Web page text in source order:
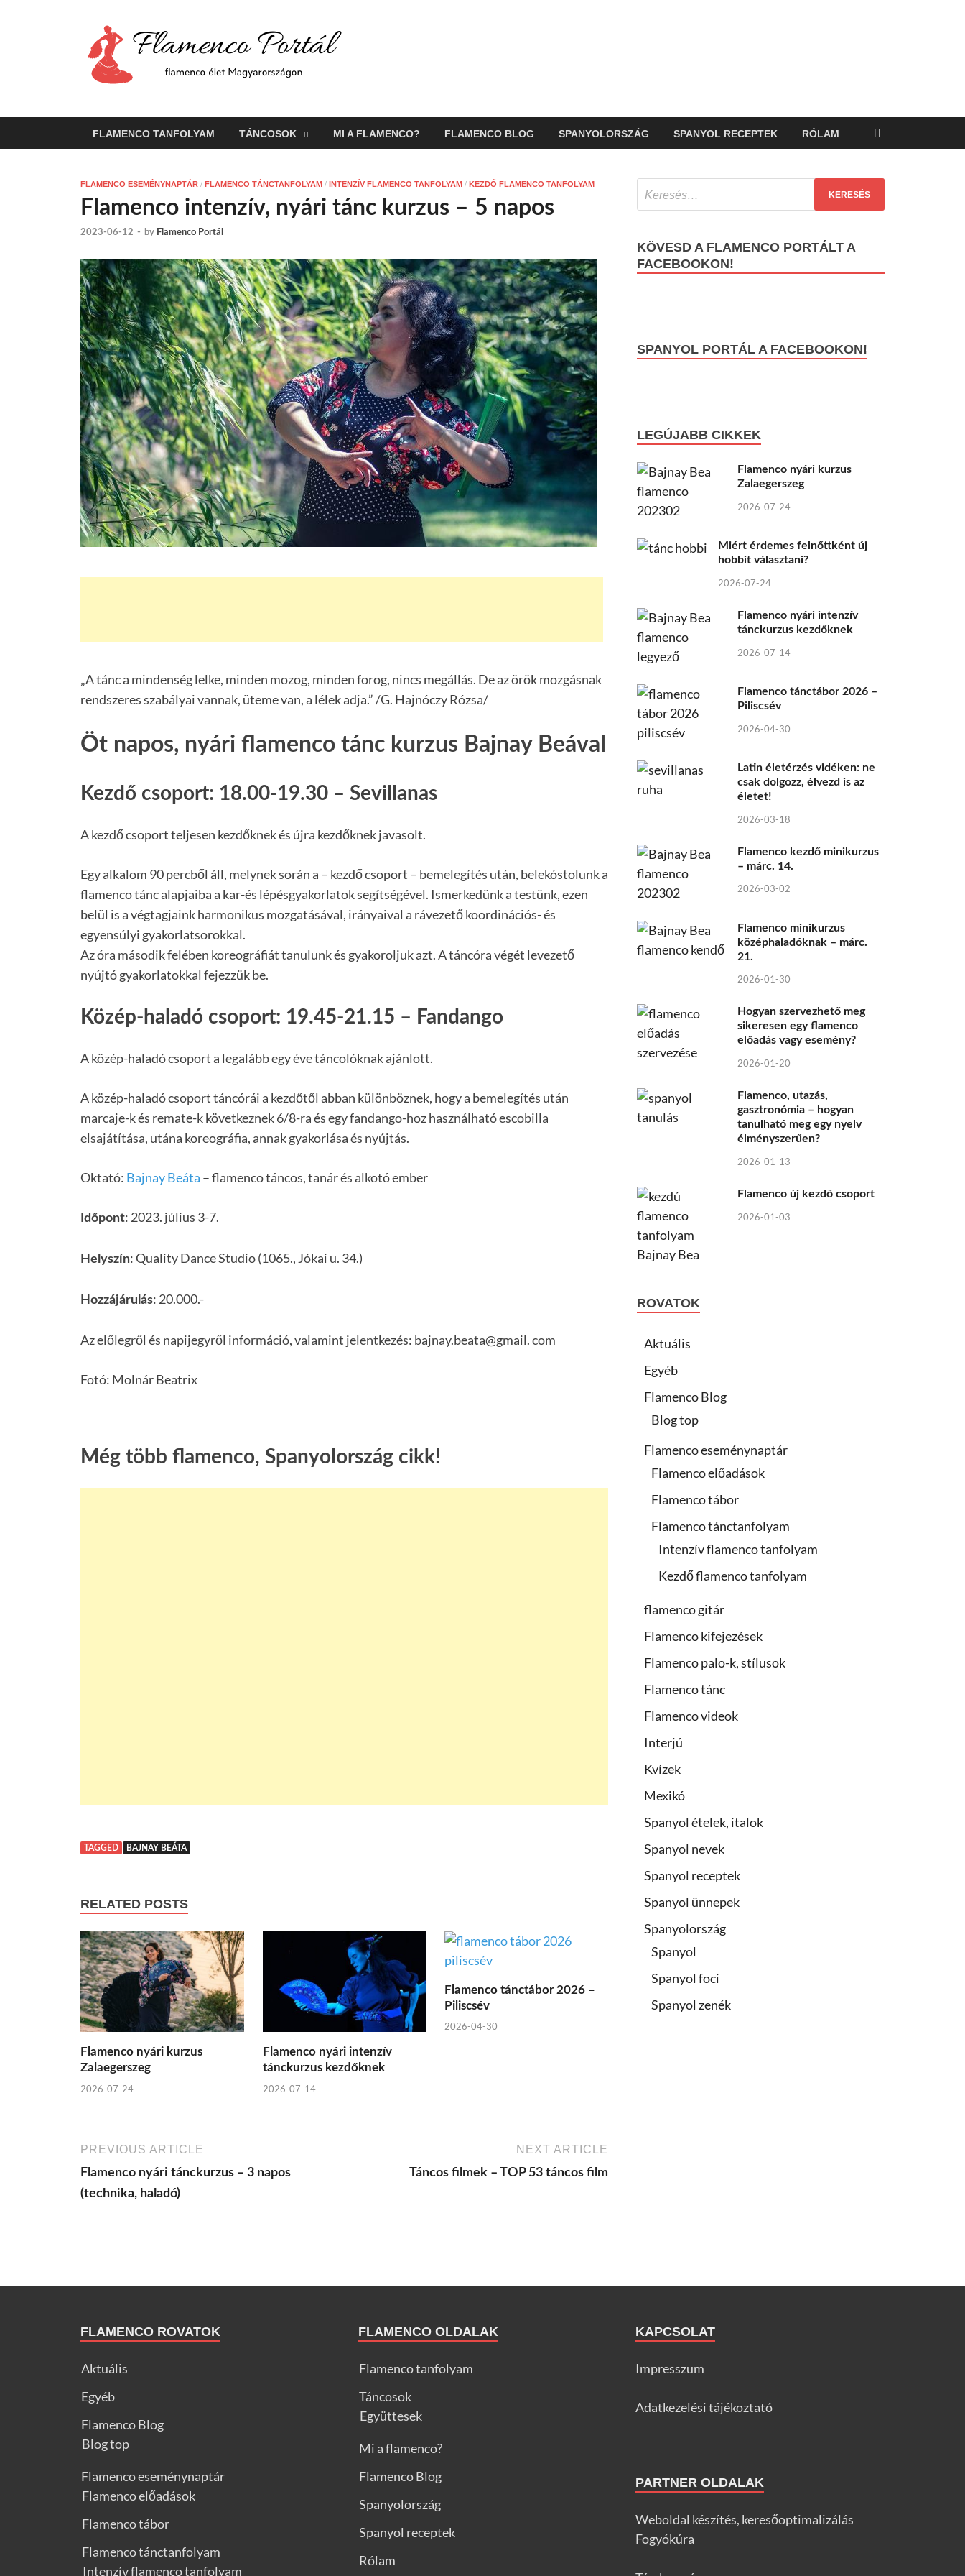
FLAMENCO TANFOLYAM TÁNCOSOK MI A FLAMENCO? FLAMENCO BLOG SPANYOLORSZÁG SPANYOL RECEPTEK RÓLAM
FLAMENCO ESEMÉNYNAPTÁR / FLAMENCO TÁNCTANFOLYAM / INTENZÍV FLAMENCO TANFOLYAM / KEZDŐ FLAMENCO TANFOLYAM
Flamenco intenzív, nyári tánc kurzus – 5 napos
2023-06-12 - by Flamenco Portál
„A tánc a mindenség lelke, minden mozog, minden forog, nincs megállás. De az örök mozgásnak
rendszeres szabályai vannak, üteme van, a lélek adja.” /G. Hajnóczy Rózsa/
Öt napos, nyári flamenco tánc kurzus Bajnay Beával
Kezdő csoport: 18.00-19.30 – Sevillanas
A kezdő csoport teljesen kezdőknek és újra kezdőknek javasolt.
Egy alkalom 90 percből áll, melynek során a – kezdő csoport – bemelegítés után, belekóstolunk a
flamenco tánc alapjaiba a kar-és lépésgyakorlatok segítségével. Ismerkedünk a testünk, ezen
belül is a végtagjaink harmonikus mozgatásával, irányaival a rávezető koordinációs- és
egyensúlyi gyakorlatsorokkal.
Az óra második felében koreográfiát tanulunk és gyakoroljuk azt. A táncóra végét levezető
nyújtó gyakorlatokkal fejezzük be.
Közép-haladó csoport: 19.45-21.15 – Fandango
A közép-haladó csoport a legalább egy éve táncolóknak ajánlott.
A közép-haladó csoport táncórái a kezdőtől abban különböznek, hogy a bemelegítés után
marcaje-k és remate-k következnek 6/8-ra és egy fandango-hoz használható escobilla
elsajátítása, utána koreográfia, annak gyakorlása és nyújtás.
Oktató: Bajnay Beáta – flamenco táncos, tanár és alkotó ember
Időpont: 2023. július 3-7.
Helyszín: Quality Dance Studio (1065., Jókai u. 34.)
Hozzájárulás: 20.000.-
Az előlegről és napijegyről információ, valamint jelentkezés: bajnay.beata@gmail. com
Fotó: Molnár Beatrix
Még több flamenco, Spanyolország cikk!
TAGGED BAJNAY BEÁTA
RELATED POSTS
Flamenco nyári kurzus
Zalaegerszeg
2026-07-24
Flamenco nyári intenzív
tánckurzus kezdőknek
2026-07-14
Flamenco tánctábor 2026 –
Piliscsév
2026-04-30
PREVIOUS ARTICLE
Flamenco nyári tánckurzus – 3 napos
(technika, haladó)
NEXT ARTICLE
Táncos filmek – TOP 53 táncos film
KÖVESD A FLAMENCO PORTÁLT A
FACEBOOKON!
SPANYOL PORTÁL A FACEBOOKON!
LEGÚJABB CIKKEK
Flamenco nyári kurzus
Zalaegerszeg
2026-07-24
Miért érdemes felnőttként új
hobbit választani?
2026-07-24
Flamenco nyári intenzív
tánckurzus kezdőknek
2026-07-14
Flamenco tánctábor 2026 –
Piliscsév
2026-04-30
Latin életérzés vidéken: ne
csak dolgozz, élvezd is az
életet!
2026-03-18
Flamenco kezdő minikurzus
– márc. 14.
2026-03-02
Flamenco minikurzus
középhaladóknak – márc.
21.
2026-01-30
Hogyan szervezhető meg
sikeresen egy flamenco
előadás vagy esemény?
2026-01-20
Flamenco, utazás,
gasztronómia – hogyan
tanulható meg egy nyelv
élményszerűen?
2026-01-13
Flamenco új kezdő csoport
2026-01-03
ROVATOK
Aktuális
Egyéb
Flamenco Blog
Blog top
Flamenco eseménynaptár
Flamenco előadások
Flamenco tábor
Flamenco tánctanfolyam
Intenzív flamenco tanfolyam
Kezdő flamenco tanfolyam
flamenco gitár
Flamenco kifejezések
Flamenco palo-k, stílusok
Flamenco tánc
Flamenco videok
Interjú
Kvízek
Mexikó
Spanyol ételek, italok
Spanyol nevek
Spanyol receptek
Spanyol ünnepek
Spanyolország
Spanyol
Spanyol foci
Spanyol zenék
FLAMENCO ROVATOK
Aktuális
Egyéb
Flamenco Blog
Blog top
Flamenco eseménynaptár
Flamenco előadások
Flamenco tábor
Flamenco tánctanfolyam
Intenzív flamenco tanfolyam
FLAMENCO OLDALAK
Flamenco tanfolyam
Táncosok
Együttesek
Mi a flamenco?
Flamenco Blog
Spanyolország
Spanyol receptek
Rólam
KAPCSOLAT
Impresszum
Adatkezelési tájékoztató
PARTNER OLDALAK
Weboldal készítés, keresőoptimalizálás
Fogyókúra